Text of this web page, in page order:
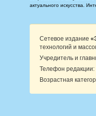
актуального искусства.
Сетевое издание
технологий и
Учредитель и
Телефон редакции:
Возрастная